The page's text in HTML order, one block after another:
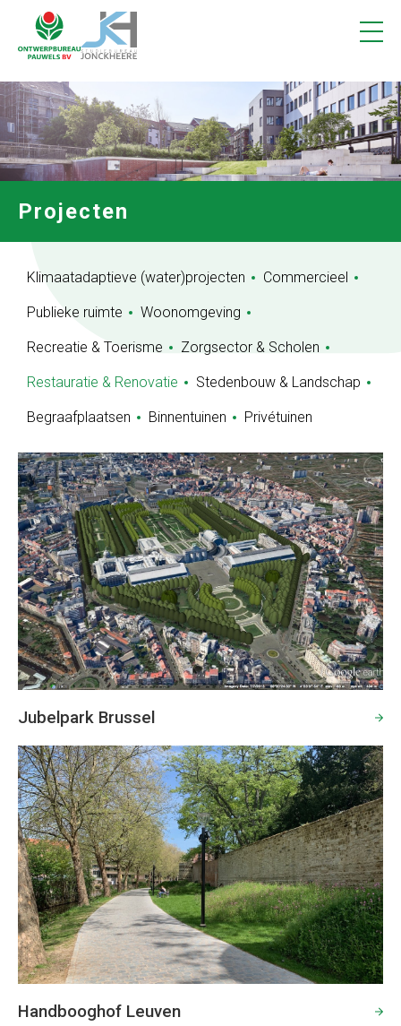
Projecten
Klimaatadaptieve (water)projecten Commercieel
Publieke ruimte Woonomgeving
Recreatie & Toerisme Zorgsector & Scholen
Restauratie & Renovatie Stedenbouw & Landschap
Begraafplaatsen Binnentuinen Privétuinen
Jubelpark Brussel
Handbooghof Leuven